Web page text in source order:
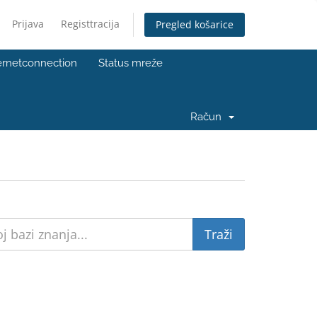
Prijava Registtracija Pregled košarice
Status mreže
Račun